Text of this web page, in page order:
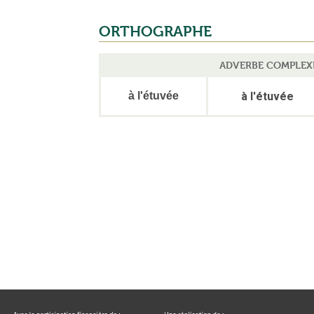
ORTHOGRAPHE
ADVERBE
à l'étuvée à l'étuvée